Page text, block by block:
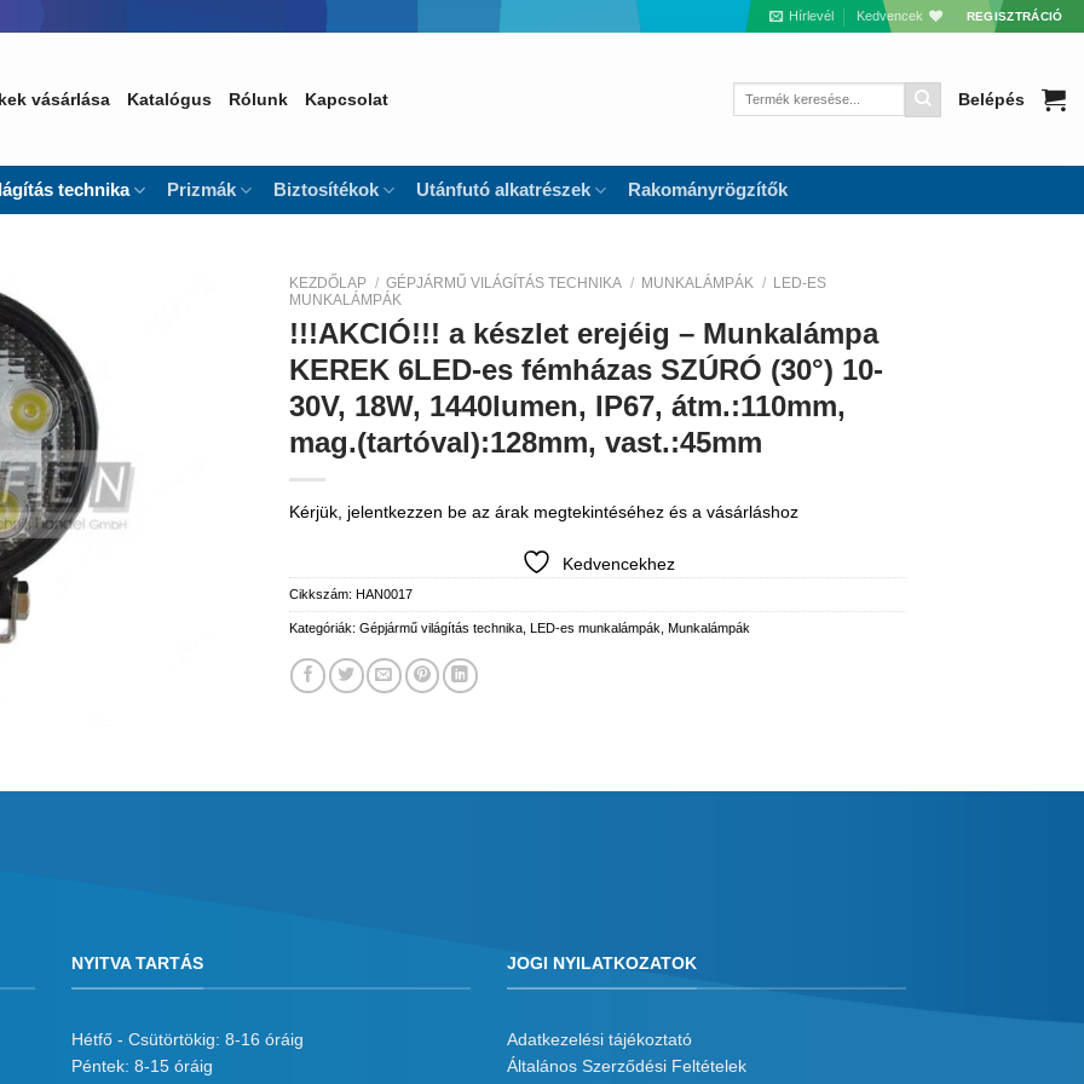
Hírlevél Kedvencek REGISZTRÁCIÓ
vásárlása Katalógus Rólunk Kapcsolat
Keresés
Belépés
technika Prizmák Biztosítékok Utánfutó alkatrészek Rakományrögzítők
KEZDŐLAP / GÉPJÁRMŰ VILÁGÍTÁS TECHNIKA / MUNKALÁMPÁK / LED-ES
MUNKALÁMPÁK
!!!AKCIÓ!!! a készlet erejéig – Munkalámpa
KEREK 6LED-es fémházas SZÚRÓ (30°) 10-
30V, 18W, 1440lumen, IP67, átm.:110mm,
mag.(tartóval):128mm, vast.:45mm
Kérjük, jelentkezzen be az árak megtekintéséhez és a vásárláshoz
Kedvencekhez
Cikkszám: HAN0017
Kategóriák: Gépjármű világítás technika LED-es munkalámpák Munkalámpák
NYITVA TARTÁS
Hétfő - Csütörtökig: 8-16 óráig
Péntek: 8-15 óráig
JOGI NYILATKOZATOK
Adatkezelési tájékoztató
Általános Szerződési Feltételek